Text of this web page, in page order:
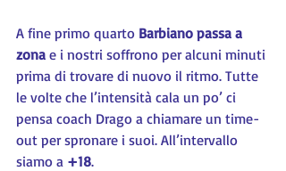
A fine primo quarto Barbiano passa a
zona e i nostri soffrono per alcuni minuti
prima di trovare di nuovo il ritmo. Tutte
le volte che l’intensità cala un po’ ci
pensa coach Drago a chiamare un time-
out per spronare i suoi. All’intervallo
siamo a +18.